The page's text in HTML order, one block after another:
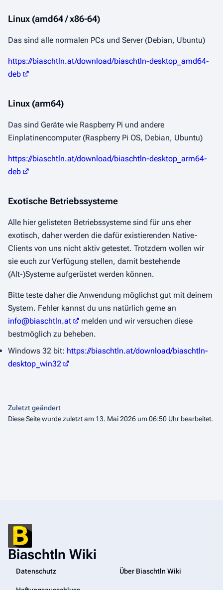
Linux (amd64 / x86-64)
Das sind alle normalen PCs und Server (Debian, Ubuntu)
https://biaschtln.at/download/biaschtln-desktop_amd64-
deb
Linux (arm64)
Das sind Geräte wie Raspberry Pi und andere
Einplatinencomputer (Raspberry Pi OS, Debian, Ubuntu)
https://biaschtln.at/download/biaschtln-desktop_arm64-
deb
Exotische Betriebssysteme
Alle hier gelisteten Betriebssysteme sind für uns eher
exotisch, daher werden die dafür existierenden Native-
Clients von uns nicht aktiv getestet. Trotzdem wollen wir
sie euch zur Verfügung stellen, damit bestehende
(Alt-)Systeme aufgerüstet werden können.
Bitte teste daher die Anwendung möglichst gut mit deinem
System. Fehler kannst du uns natürlich gerne an
info@biaschtln.at
melden und wir versuchen diese
bestmöglich zu beheben.
Windows 32 bit: https://biaschtln.at/download/biaschtln-
desktop_win32
Zuletzt geändert
Diese Seite wurde zuletzt am 13. Mai 2026 um 06:50 Uhr bearbeitet.
Biaschtln Wiki
Datenschutz Über Biaschtln Wiki